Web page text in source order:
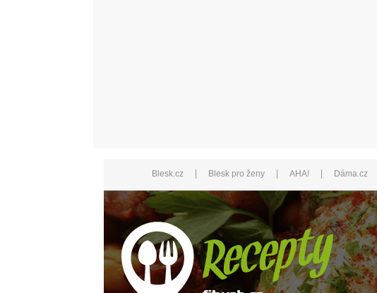
Blesk.cz | Blesk pro ženy | AHA! | Dáma.cz